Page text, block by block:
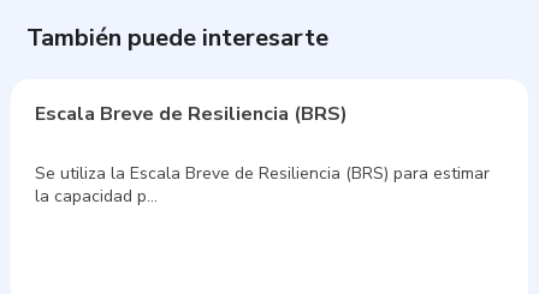
También puede interesarte
Escala Breve de Resiliencia (BRS)
Se utiliza la Escala Breve de Resiliencia (BRS) para estimar
la capacidad p…